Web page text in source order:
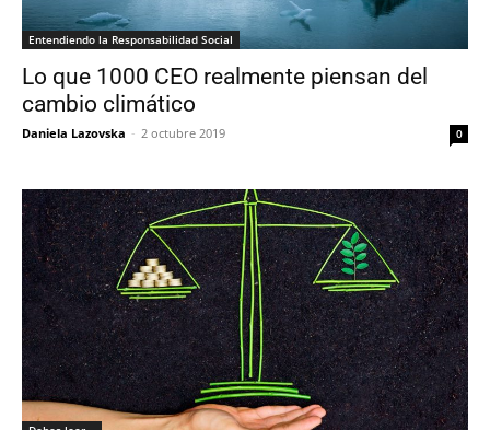
Entendiendo la Responsabilidad Social
Lo que 1000 CEO realmente piensan del
cambio climático
Daniela Lazovska - 2 octubre 2019 0